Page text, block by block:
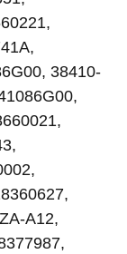
38410-
A12,